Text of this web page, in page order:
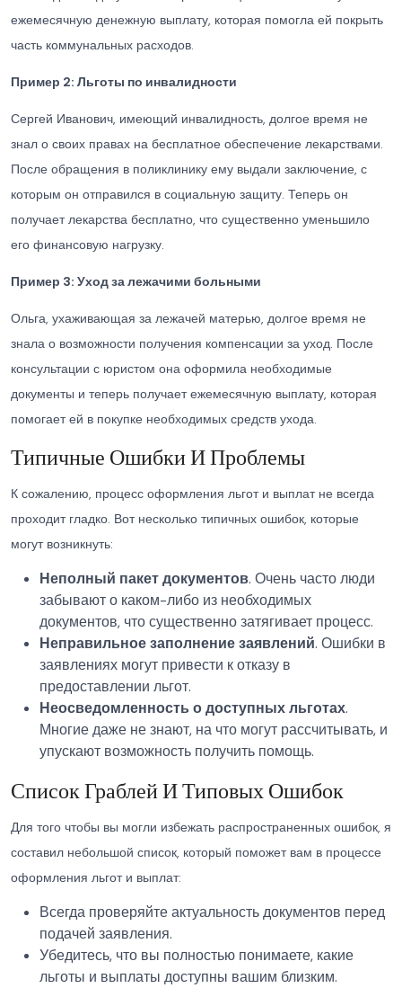
ежемесячную денежную выплату, которая помогла ей покрыть
часть коммунальных расходов.
Пример 2: Льготы по инвалидности
Сергей Иванович, имеющий инвалидность, долгое время не
знал о своих правах на бесплатное обеспечение лекарствами.
После обращения в поликлинику ему выдали заключение, с
которым он отправился в социальную защиту. Теперь он
получает лекарства бесплатно, что существенно уменьшило
его финансовую нагрузку.
Пример 3: Уход за лежачими больными
Ольга, ухаживающая за лежачей матерью, долгое время не
знала о возможности получения компенсации за уход. После
консультации с юристом она оформила необходимые
документы и теперь получает ежемесячную выплату, которая
помогает ей в покупке необходимых средств ухода.
Типичные Ошибки И Проблемы
К сожалению, процесс оформления льгот и выплат не всегда
проходит гладко. Вот несколько типичных ошибок, которые
могут возникнуть:
Неполный пакет документов. Очень часто люди
забывают о каком-либо из необходимых
документов, что существенно затягивает процесс.
Неправильное заполнение заявлений. Ошибки в
заявлениях могут привести к отказу в
предоставлении льгот.
Неосведомленность о доступных льготах.
Многие даже не знают, на что могут рассчитывать, и
упускают возможность получить помощь.
Список Граблей И Типовых Ошибок
Для того чтобы вы могли избежать распространенных ошибок, я
составил небольшой список, который поможет вам в процессе
оформления льгот и выплат:
Всегда проверяйте актуальность документов перед
подачей заявления.
Убедитесь, что вы полностью понимаете, какие
льготы и выплаты доступны вашим близким.